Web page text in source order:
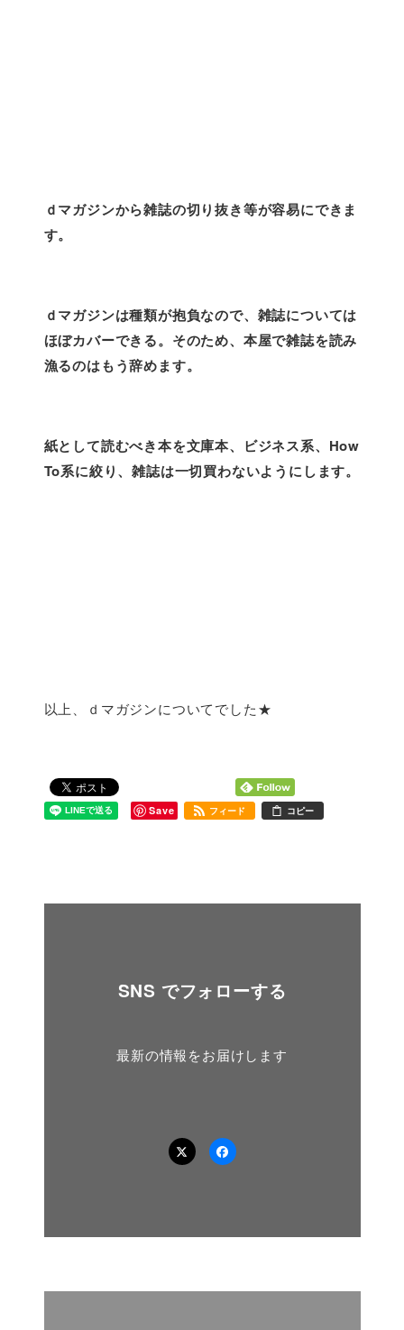
ｄマガジンから雑誌の切り抜き等が容易にできま
す。
ｄマガジンは種類が抱負なので、雑誌については
ほぼカバーできる。そのため、本屋で雑誌を読み
漁るのはもう辞めます。
紙として読むべき本を文庫本、ビジネス系、How
To系に絞り、雑誌は一切買わないようにします。
以上、ｄマガジンについてでした★
Save フィード コピー
SNS でフォローする
最新の情報をお届けします
TwitterFacebook